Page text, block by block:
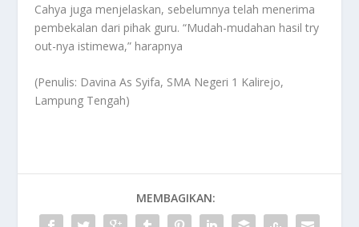
Cahya juga menjelaskan, sebelumnya telah menerima
pembekalan dari pihak guru. “Mudah-mudahan hasil try
out-nya istimewa,” harapnya
(Penulis: Davina As Syifa, SMA Negeri 1 Kalirejo,
Lampung Tengah)
MEMBAGIKAN: